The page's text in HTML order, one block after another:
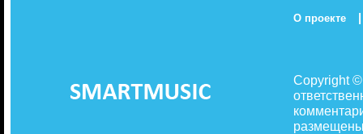
О проекте |
Copyright
размещены